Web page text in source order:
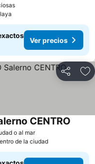
Ver precios
Compartir
o al mar
CENTRO
de la ciudad